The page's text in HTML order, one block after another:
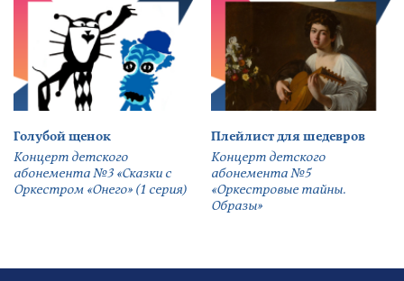
Голубой щенок
Концерт детского
абонемента №3 «Сказки с
Оркестром «Онего» (1 серия)
Плейлист для шедевров
Концерт детского
абонемента №5
«Оркестровые тайны.
Образы»